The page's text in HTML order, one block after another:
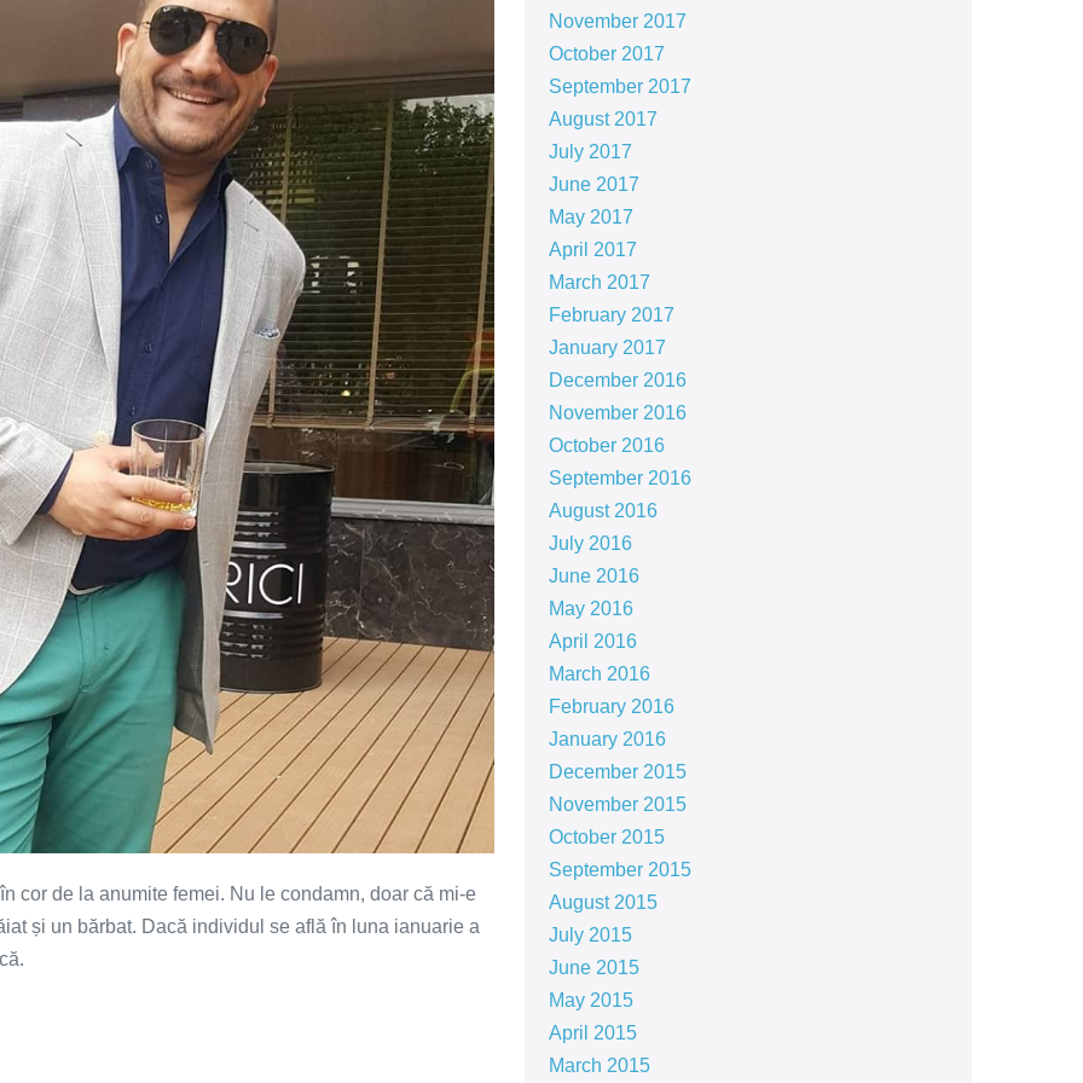
cor de la anumite femei. Nu le condamn, doar că mi-e
și un bărbat. Dacă individul se află în luna ianuarie a
November 2017
October 2017
September 2017
August 2017
July 2017
June 2017
May 2017
April 2017
March 2017
February 2017
January 2017
December 2016
November 2016
October 2016
September 2016
August 2016
July 2016
June 2016
May 2016
April 2016
March 2016
February 2016
January 2016
December 2015
November 2015
October 2015
September 2015
August 2015
July 2015
June 2015
May 2015
April 2015
March 2015